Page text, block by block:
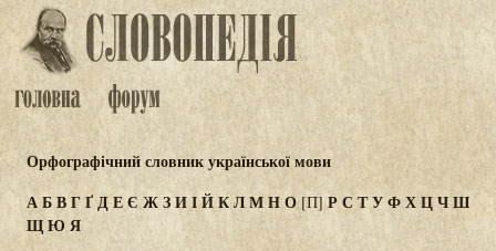
Орфографічний словник української мови
АБВГҐДЕЄ ЖЗИІЙКЛМНО [П]РСТУФХЦЧШ
ЩЮ Я